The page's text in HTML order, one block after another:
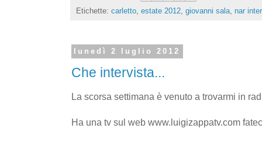
Etichette: carletto, estate 2012, giovanni sala, nar
lunedì 2 luglio 2012
Che intervista...
La scorsa settimana è venuto a trovarmi in
Ha una tv sul web www.luigizappatv.com